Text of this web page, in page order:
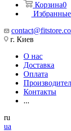
Корзина0
г. Киев
О нас
Доставка
Оплата
Контакты
...
ru
ua